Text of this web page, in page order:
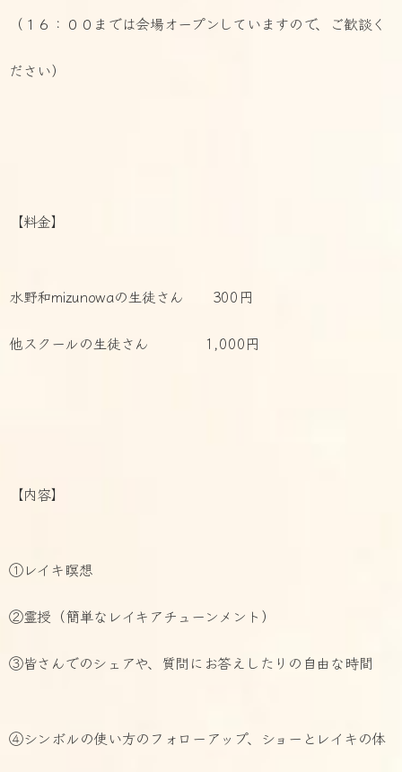
（１６：００までは会場オープンしていますので、ご歓談く
ださい）
【料金】
水野和mizunowaの生徒さん 300円
他スクールの生徒さん 1,000円
【内容】
①レイキ瞑想
②霊授（簡単なレイキアチューンメント）
③皆さんでのシェアや、質問にお答えしたりの自由な時間
④シンボルの使い方のフォローアップ、ショーとレイキの体